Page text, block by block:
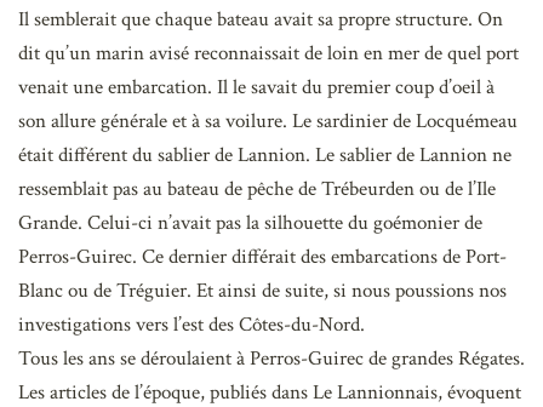
Il semblerait que chaque bateau avait sa propre structure. On
dit qu’un marin avisé reconnaissait de loin en mer de quel port
venait une embarcation. Il le savait du premier coup d’oeil à
son allure générale et à sa voilure. Le sardinier de Locquémeau
était différent du sablier de Lannion. Le sablier de Lannion ne
ressemblait pas au bateau de pêche de Trébeurden ou de l’Ile
Grande. Celui-ci n’avait pas la silhouette du goémonier de
Perros-Guirec. Ce dernier différait des embarcations de Port-
Blanc ou de Tréguier. Et ainsi de suite, si nous poussions nos
investigations vers l’est des Côtes-du-Nord.
Tous les ans se déroulaient à Perros-Guirec de grandes Régates.
Les articles de l’époque, publiés dans Le Lannionnais, évoquent